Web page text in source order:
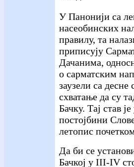
У Панонији са
насеобинских
правилу, та
приписују
Дачанима,
о сарматским
заузели са
схватање да су
Бачку. Тај став
постојбини
летопис
Да би се
Бачкој у III-IV